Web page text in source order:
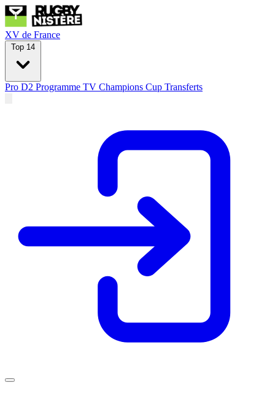
XV de France
Top 14
Pro D2 Programme TV Champions Cup Transferts